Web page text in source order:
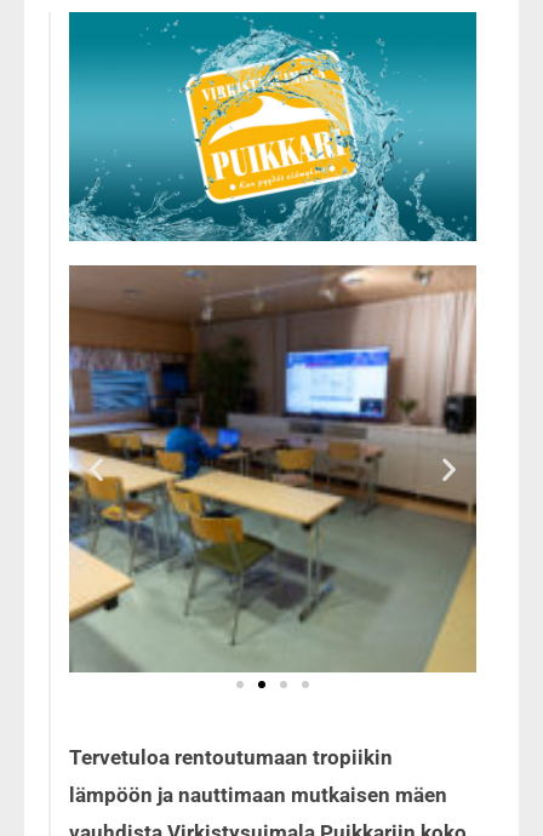
Tervetuloa rentoutumaan tropiikin
lämpöön ja nauttimaan mutkaisen mäen